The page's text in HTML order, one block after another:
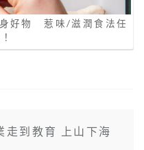
好物 惹味/滋潤食法任
走到教育 上山下海